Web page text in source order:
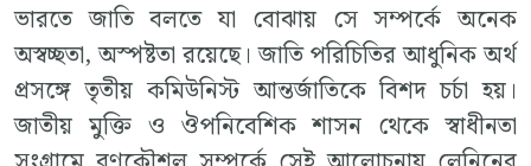
ভারতে জাতি বলতে যা বোঝায় সে সম্পর্কে অনেক
অস্বচ্ছতা, অস্পষ্টতা রয়েছে। জাতি পরিচিতির আধুনিক অর্থ
প্রসঙ্গে তৃতীয় কমিউনিস্ট আন্তর্জাতিকে বিশদ চর্চা হয়।
জাতীয় মুক্তি ও ঔপনিবেশিক শাসন থেকে স্বাধীনতা